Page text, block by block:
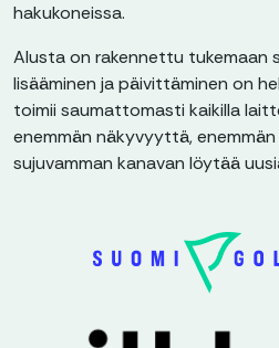
hakukoneissa.
Alusta on rakennettu tukemaan
lisääminen ja päivittäminen on
toimii saumattomasti kaikilla
enemmän näkyvyyttä,
sujuvamman kanavan löytää